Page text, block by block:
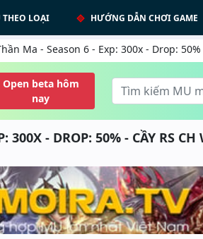
THEO LOẠI HƯỚNG DẪN CHƠI GAME
Ma - Season 6 - Exp: 300x - Drop:
Open beta hôm
nay
300X - DROP: 50% - CẦY RS CH